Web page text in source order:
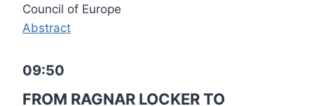
Council of Europe
Abstract
09:50
FROM RAGNAR LOCKER TO